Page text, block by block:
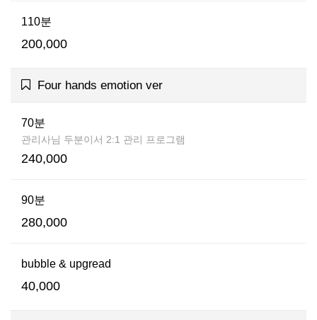
110분
200,000
Four hands emotion ver
70분
관리사님 두분이서 2:1 관리 프로그램
240,000
90분
280,000
bubble & upgread
40,000